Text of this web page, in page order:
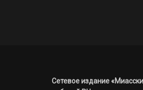
Сетевое издание